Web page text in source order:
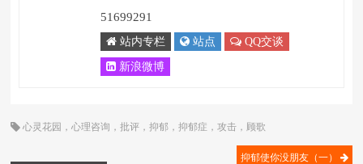
51699291
站内专栏 站点 QQ交谈
新浪微博
心灵花园 ，心理咨询 ，批评 ，抑郁 ，抑郁症 ，攻击 ， 顾歌
抑郁使你没朋友（一）